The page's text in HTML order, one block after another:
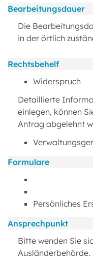
Bearbeitungsdauer
Die
in der örtlich
Rechtsbehelf
Widerspruch
Detaillierte
einlegen, können
Antrag abgelehnt
Formulare
Persönliches
Ansprechpunkt
Bitte wenden Sie
Ausländerbehörde.